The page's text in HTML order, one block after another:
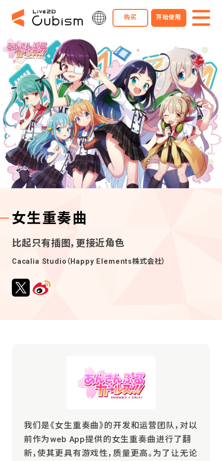
购买 开始使用
女生重奏曲
比起只有插图，更接近角色
Cacalia Studio（Happy Elements株式会社）
我们是《女生重奏曲》的开发和运营团队，对以
前作为web App提供的女生重奏曲进行了翻
新，使其更具有游戏性，质量更高。为了让无论